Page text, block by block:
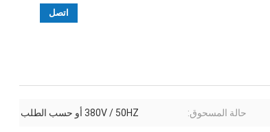
اتصل
حالة المسحوق: 380V / 50HZ أو حسب الطلب